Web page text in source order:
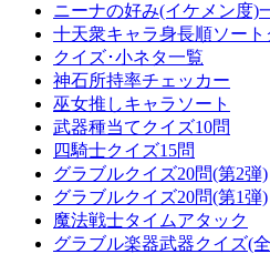
ニーナの好み(イケメン度)
十天衆キャラ身長順ソート
クイズ･小ネタ一覧
神石所持率チェッカー
巫女推しキャラソート
武器種当てクイズ10問
四騎士クイズ15問
グラブルクイズ20問(第2弾)
グラブルクイズ20問(第1弾)
魔法戦士タイムアタック
グラブル楽器武器クイズ(